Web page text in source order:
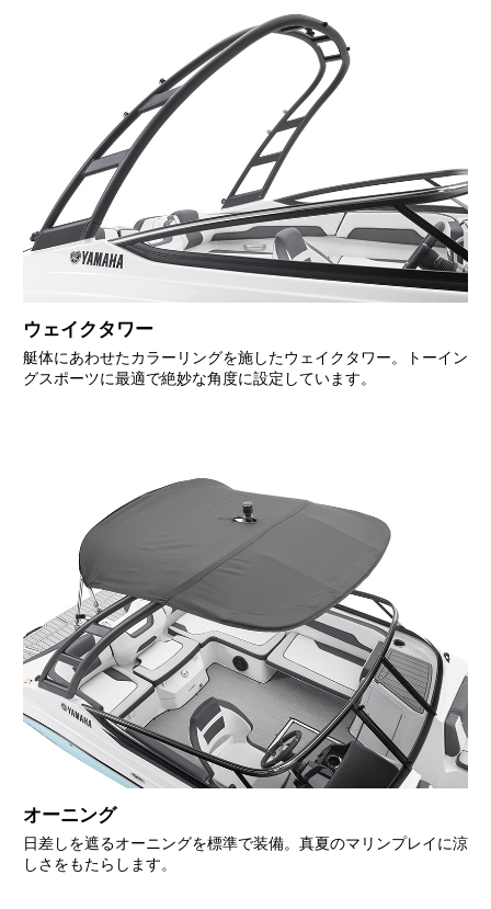
ウェイクタワー
艇体にあわせたカラーリングを施したウェイクタワー。トーイン
グスポーツに最適で絶妙な角度に設定しています。
オーニング
日差しを遮るオーニングを標準で装備。真夏のマリンプレイに涼
しさをもたらします。